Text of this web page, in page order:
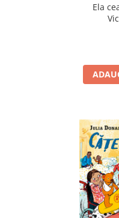
Ela